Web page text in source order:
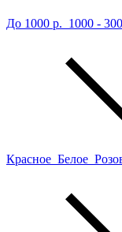
До 1000 р. 1000 -
Красное Белое